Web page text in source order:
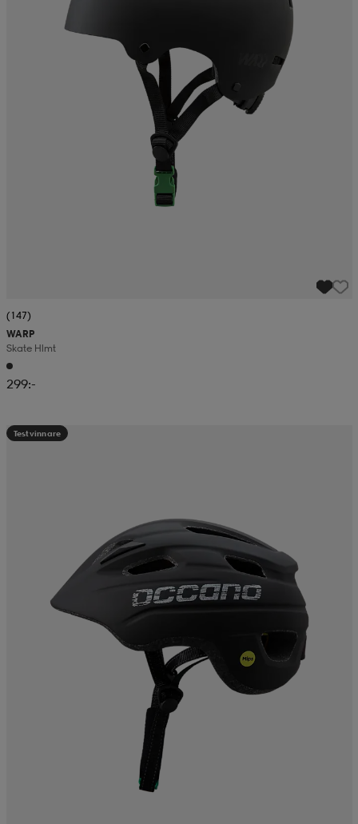
(147)
WARP
Skate Hlmt
299:-
Testvinnare